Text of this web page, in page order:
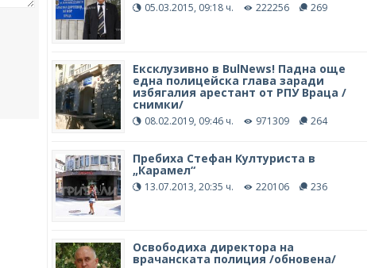
05.03.2015, 09:18 ч. 222256 269
Ексклузивно в BulNews! Падна още
една полицейска глава заради
избягалия арестант от РПУ Враца /
снимки/
08.02.2019, 09:46 ч. 971309 264
Пребиха Стефан Културиста в
„Карамел“
13.07.2013, 20:35 ч. 220106 236
Освободиха директора на
врачанската полиция /обновена/